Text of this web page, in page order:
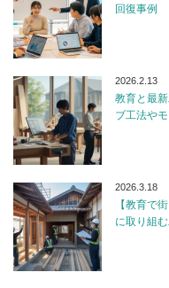
回復事例
2026.2.13
教育と最
ブ工法や
2026.3.18
【教育で
に取り組